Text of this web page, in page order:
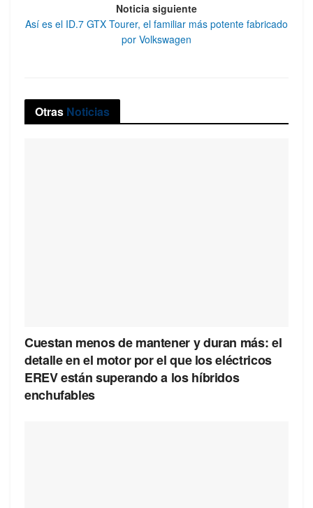
Noticia siguiente
Así es el ID.7 GTX Tourer, el familiar más potente fabricado
por Volkswagen
Otras Noticias
Cuestan menos de mantener y duran más: el
detalle en el motor por el que los eléctricos
EREV están superando a los híbridos
enchufables